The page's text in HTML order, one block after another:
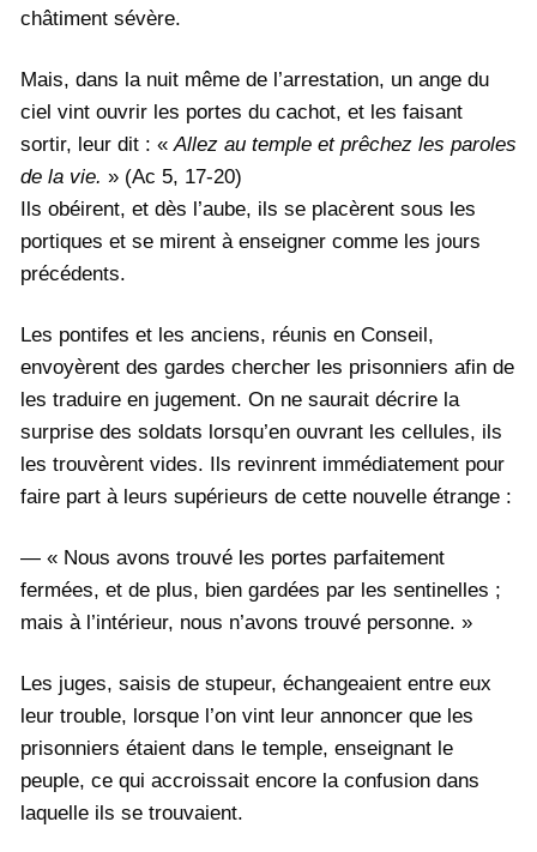
châtiment sévère.
Mais, dans la nuit même de l’arrestation, un ange du
ciel vint ouvrir les portes du cachot, et les faisant
sortir, leur dit : «Allez au temple et prêchez les paroles
de la vie. » (Ac 5, 17-20)
Ils obéirent, et dès l’aube, ils se placèrent sous les
portiques et se mirent à enseigner comme les jours
précédents.
Les pontifes et les anciens, réunis en Conseil,
envoyèrent des gardes chercher les prisonniers afin de
les traduire en jugement. On ne saurait décrire la
surprise des soldats lorsqu’en ouvrant les cellules, ils
les trouvèrent vides. Ils revinrent immédiatement pour
faire part à leurs supérieurs de cette nouvelle étrange :
— « Nous avons trouvé les portes parfaitement
fermées, et de plus, bien gardées par les sentinelles ;
mais à l’intérieur, nous n’avons trouvé personne. »
Les juges, saisis de stupeur, échangeaient entre eux
leur trouble, lorsque l’on vint leur annoncer que les
prisonniers étaient dans le temple, enseignant le
peuple, ce qui accroissait encore la confusion dans
laquelle ils se trouvaient.